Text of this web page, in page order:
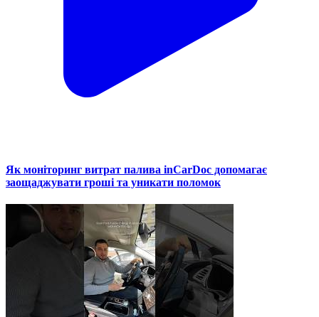
Як моніторинг витрат палива inCarDoc допомагає
заощаджувати гроші та уникати поломок